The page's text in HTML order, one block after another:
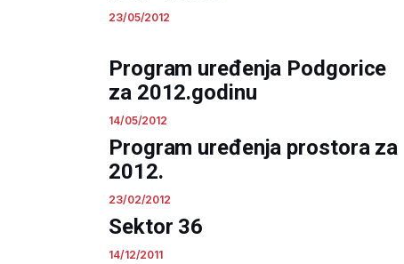
23/05/2012
Program uređenja Podgorice
za 2012.godinu
14/05/2012
Program uređenja prostora za
2012.
23/02/2012
Sektor 36
14/12/2011